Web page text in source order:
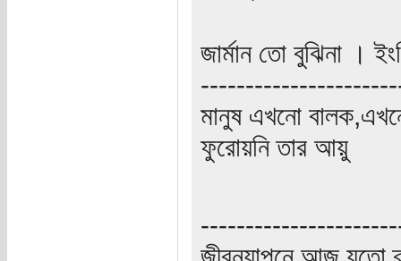
জার্মান তো বুঝিনা ।
মানুষ এখনো
ফুরোয়নি তার আয়ু